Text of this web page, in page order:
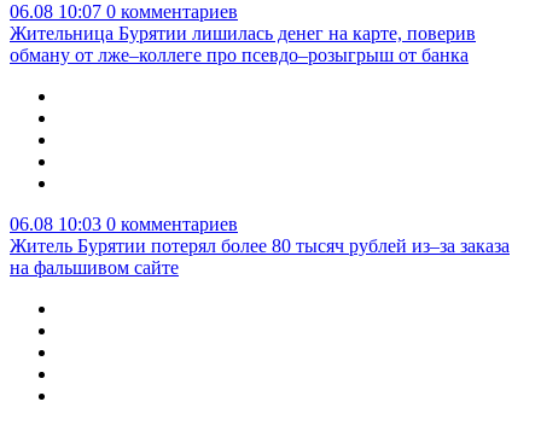
06.08 10:07 0 комментариев
Жительница Бурятии лишилась денег на карте, поверив
обману от лже–коллеге про псевдо–розыгрыш от банка
06.08 10:03 0 комментариев
Житель Бурятии потерял более 80 тысяч рублей из–за заказа
на фальшивом сайте